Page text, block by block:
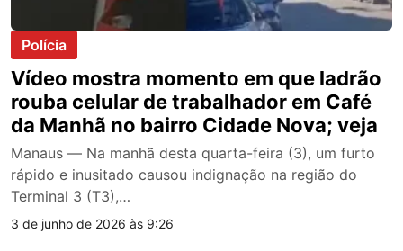
Polícia
Vídeo mostra momento em que ladrão
rouba celular de trabalhador em Café
da Manhã no bairro Cidade Nova; veja
Manaus — Na manhã desta quarta-feira (3), um furto
rápido e inusitado causou indignação na região do
Terminal 3 (T3),…
3 de junho de 2026 às 9:26